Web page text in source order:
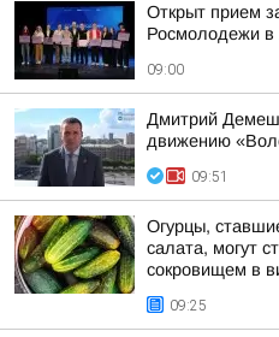
Открыт прием
Росмолодежи в
09:00
Дмитрий
движению
09:51
Огурцы,
салата, могут
сокровищем в
09:25